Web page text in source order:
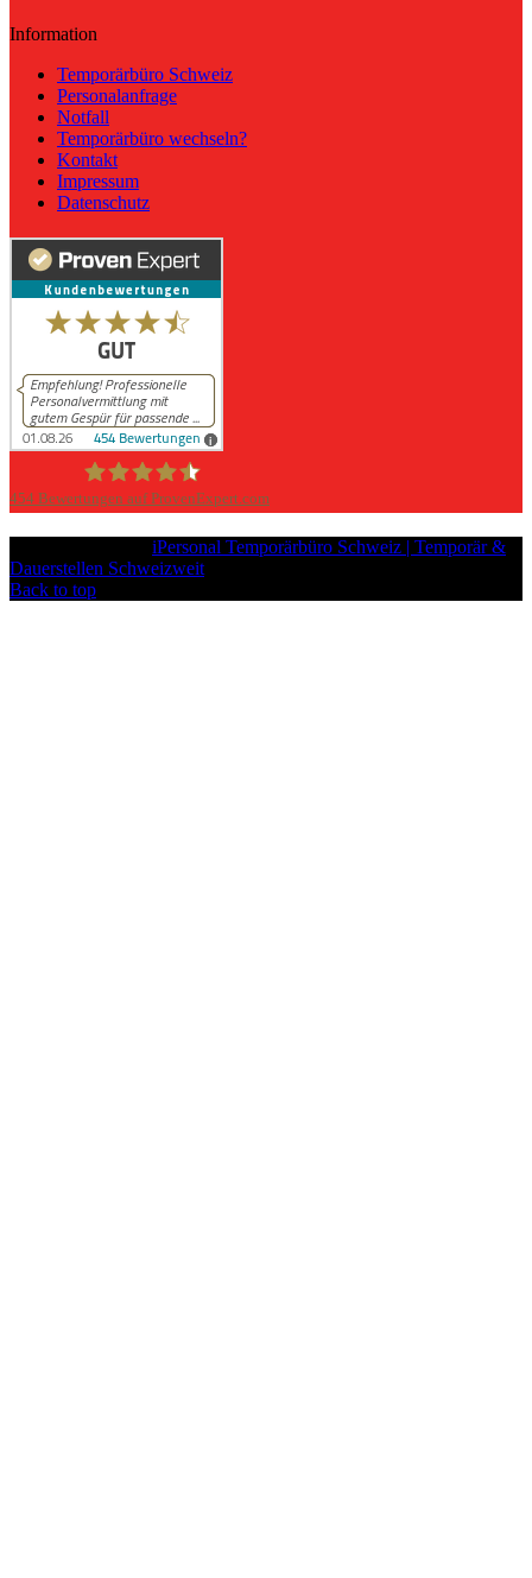
Information
Temporärbüro Schweiz
Personalanfrage
Notfall
Temporärbüro wechseln?
Kontakt
Impressum
Datenschutz
454 Bewertungen auf ProvenExpert.com
iPersonal Temporärbüro Schweiz | Temporär &
Dauerstellen Schweizweit
Back to top